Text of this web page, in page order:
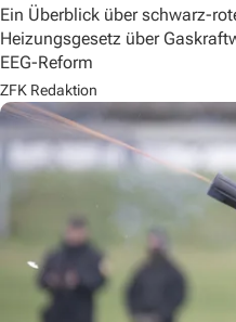
Ein Überblick über schwarz-
Heizungsgesetz über
EEG-Reform
ZFK Redaktion